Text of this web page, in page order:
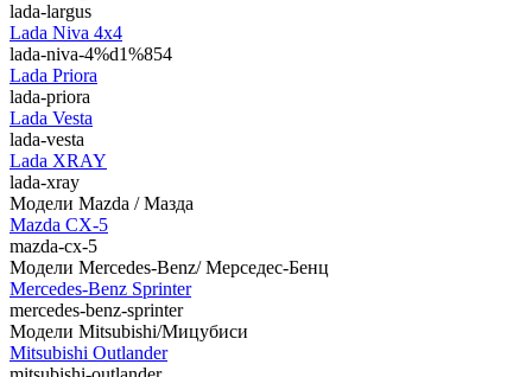
lada-largus
Lada Niva 4х4
lada-niva-4%d1%854
Lada Priora
lada-priora
Lada Vesta
lada-vesta
Lada XRAY
lada-xray
Модели Mazda / Мазда
Mazda CX-5
mazda-cx-5
Модели Mercedes-Benz/ Мерседес-Бенц
Mercedes-Benz Sprinter
mercedes-benz-sprinter
Модели Mitsubishi/Мицубиси
Mitsubishi Outlander